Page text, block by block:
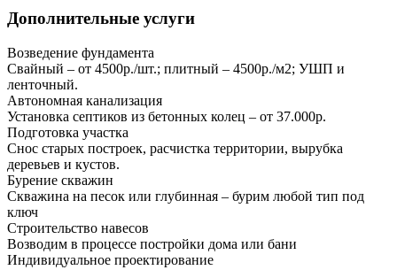
Дополнительные услуги
Возведение фундамента
Свайный – от 4500р./шт.; плитный – 4500р./м2; УШП и
ленточный.
Автономная канализация
Установка септиков из бетонных колец – от 37.000р.
Подготовка участка
Снос старых построек, расчистка территории, вырубка
деревьев и кустов.
Бурение скважин
Скважина на песок или глубинная – бурим любой тип под
ключ
Строительство навесов
Возводим в процессе постройки дома или бани
Индивидуальное проектирование